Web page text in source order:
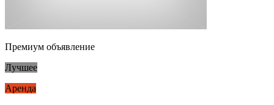
Премиум объявление
Лучшее
Аренда